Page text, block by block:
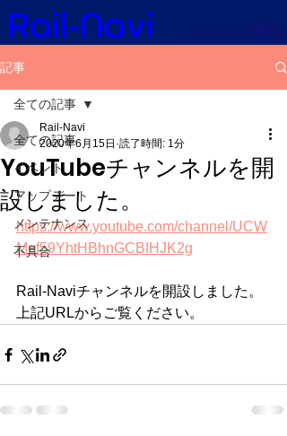
記事
全ての記事
イベント
アップデート
メンテナンス
不具合
全ての記事
YouTubeチャンネルを開
設しました。
Rail-Navi
2020年6月15日 読了時間: 1分
https://www.youtube.com/channel/UCW
Mef59YhtHBhnGCBIHJK2g
Rail-Naviチャンネルを開設しました。
上記URLからご覧ください。